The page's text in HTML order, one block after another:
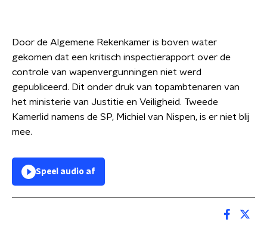
Door de Algemene Rekenkamer is boven water
gekomen dat een kritisch inspectierapport over de
controle van wapenvergunningen niet werd
gepubliceerd. Dit onder druk van topambtenaren van
het ministerie van Justitie en Veiligheid. Tweede
Kamerlid namens de SP, Michiel van Nispen, is er niet blij
mee.
Speel audio af